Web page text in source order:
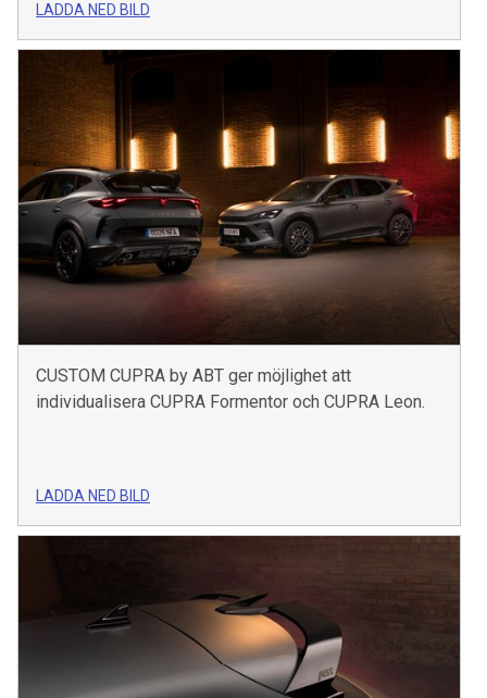
LADDA NED BILD
CUSTOM CUPRA by ABT ger möjlighet att
individualisera CUPRA Formentor och CUPRA Leon.
LADDA NED BILD